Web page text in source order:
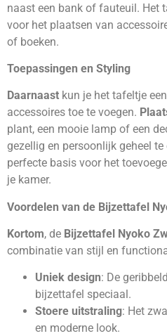
naast een bank of fauteuil. Het
voor het plaatsen van
of boeken.
Toepassingen en Styling
Daarnaast kun je het tafeltje
accessoires toe te voegen.
plant, een mooie lamp of een
gezellig en persoonlijk geheel
perfecte basis voor het
je kamer.
Voordelen van de Bijzettafel
Kortom, de Bijzettafel Nyoko
combinatie van stijl en
Uniek design: De
bijzettafel speciaal.
Stoere uitstraling: Het
en moderne look.